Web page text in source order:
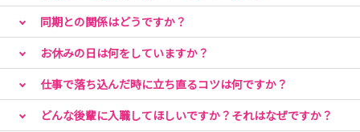
同期との関係はどうですか？
お休みの日は何をしていますか？
仕事で落ち込んだ時に立ち直るコツは何ですか？
どんな後輩に入職してほしいですか？それはなぜですか？